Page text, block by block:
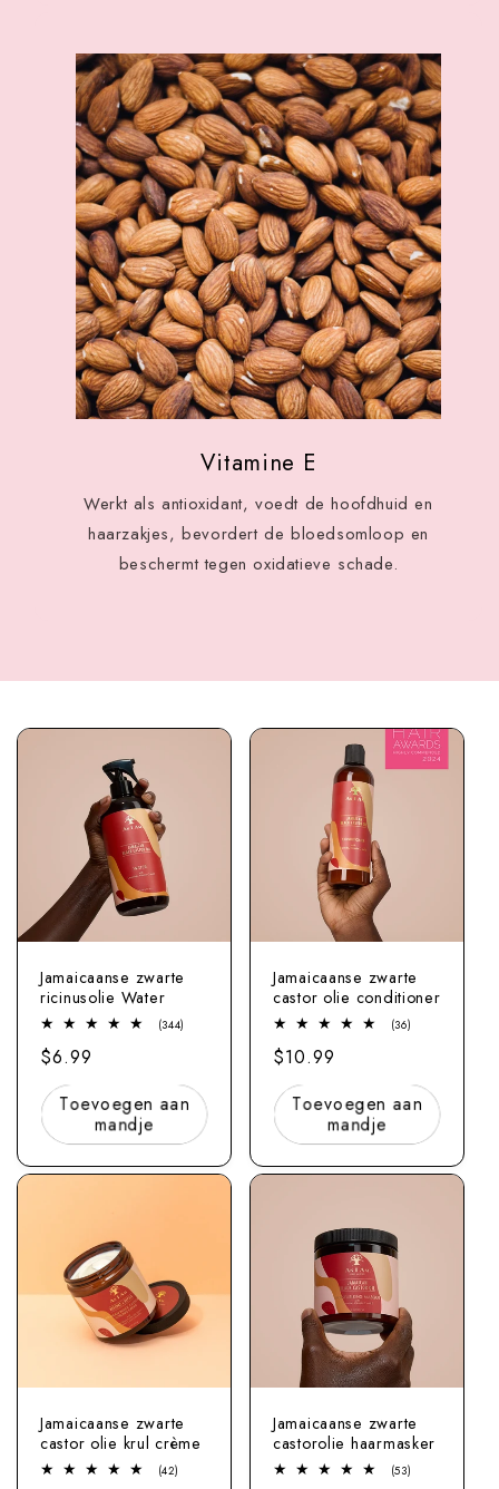
Vitamine E
Werkt als antioxidant, voedt de hoofdhuid en
haarzakjes, bevordert de bloedsomloop en
beschermt tegen oxidatieve schade.
Jamaicaanse zwarte
ricinusolie Water
(344)
Normale
prijs
$6.99
Toevoegen aan
mandje
Jamaicaanse zwarte
castor olie conditioner
(36)
Normale
prijs
$10.99
Toevoegen aan
mandje
Jamaicaanse zwarte
castor olie krul crème
(42)
Jamaicaanse zwarte
castorolie haarmasker
(53)